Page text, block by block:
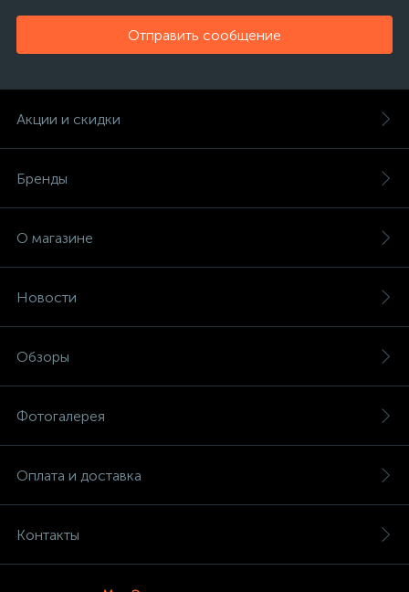
Отправить сообщение
Акции и скидки
Бренды
О магазине
Новости
Обзоры
Фотогалерея
Оплата и доставка
Контакты